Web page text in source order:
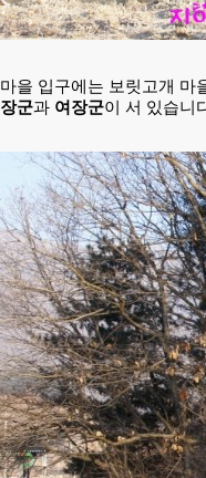
마을 입구에는 보릿고개 마
장군과 여장군이 서 있습니